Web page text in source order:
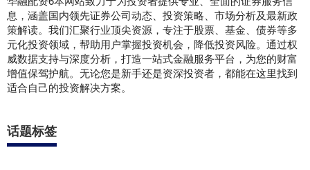
息，涵盖国内领先证券公司动态、投资策略、市场分析及最新政
策解读。我们汇聚行业顶尖资源，专注于股票、基金、债券等多
元化投资领域，帮助用户掌握投资机会，降低投资风险。通过权
威数据支持与深度分析，打造一站式金融服务平台，为您的财富
增值保驾护航。无论您是新手还是资深投资者，都能在这里找到
适合自己的投资解决方案。
话题标签